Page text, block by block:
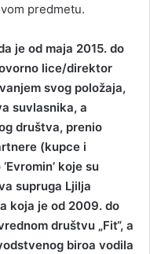
predmetu.
je od maja 2015. do
lice/direktor
svog položaja,
suvlasnika, a
društva, prenio
(kupce i
koje su
supruga Ljilja
koja je od 2009. do
društvu „Fit“, a
biroa vodila